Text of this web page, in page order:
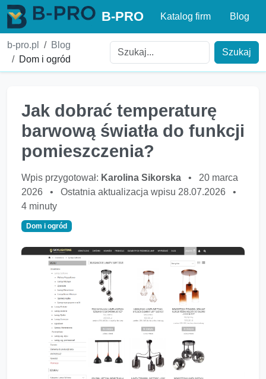
B-PRO Katalog firm Blog
b-pro.pl
Blog
Dom i ogród
Szukaj
Jak dobrać temperaturę
barwową światła do funkcji
pomieszczenia?
Wpis przygotował: Karolina Sikorska •
20 marca
2026
• Ostatnia aktualizacja wpisu 28.07.2026
•
4 minuty
Dom i ogród